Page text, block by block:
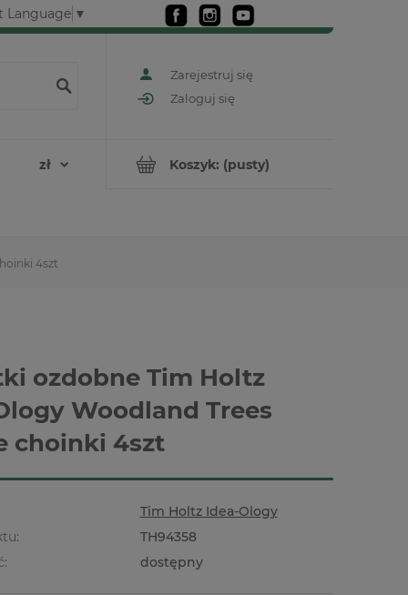
Language ▼
Zarejestruj się
Zaloguj się
Koszyk: (pusty)
4szt
ozdobne Tim Holtz
Woodland Trees
choinki 4szt
Tim Holtz Idea-Ology
TH94358
dostępny